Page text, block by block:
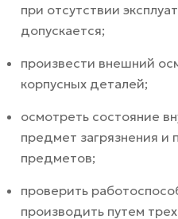
при отсутствии
допускается;
произвести внешний
корпусных деталей;
осмотреть состояние
предмет загрязнения и
предметов;
проверить
производить путем